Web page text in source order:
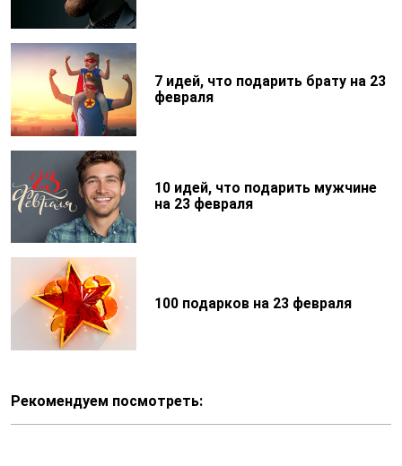
Рекомендуем посмотреть:
7 идей, что подарить брату на 23
февраля
10 идей, что подарить мужчине
на 23 февраля
100 подарков на 23 февраля